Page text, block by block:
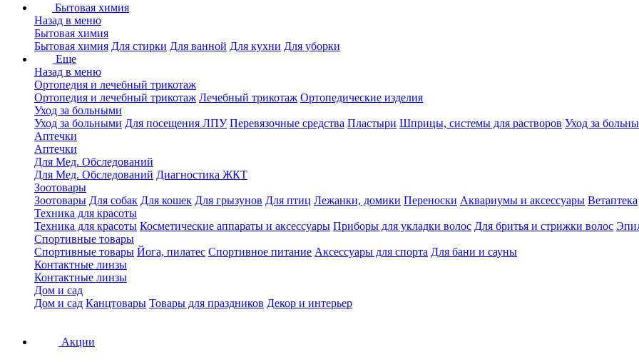
Бытовая химия
Назад в меню
Бытовая химия
Бытовая химия Для стирки Для ванной Для кухни Для уборки
Еще
Назад в меню
Ортопедия и лечебный трикотаж
Ортопедия и лечебный трикотаж Лечебный трикотаж Ортопедические изделия
Уход за больными
Уход за больными Для посещения ЛПУ Перевязочные средства Пластыри Шприцы, системы для растворов Уход за
Аптечки
Аптечки
Для Мед. Обследований
Для Мед. Обследований Диагностика ЖКТ
Зоотовары
Зоотовары Для собак Для кошек Для грызунов Для птиц Лежанки, домики Переноски Аквариумы и аксессуары Ветаптека
Техника для красоты
Техника для красоты Косметические аппараты и аксессуары Приборы для укладки волос Для бритья и стрижки волос
Спортивные товары
Спортивные товары Йога, пилатес Спортивное питание Аксессуары для спорта Для бани и сауны
Контактные линзы
Контактные линзы
Дом и сад
Дом и сад Канцтовары Товары для праздников Декор и интерьер
Акции